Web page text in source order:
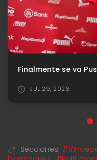
Rey Hilfer, el árbitro
JUL 28, 2026
Secciones: